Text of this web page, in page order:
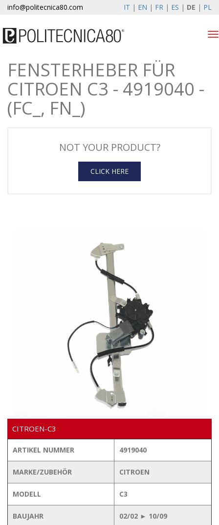
info@politecnica80.com IT | EN | FR | ES | DE | PL
domenica 9 agosto 2026
Produkten
News & Events
Kontakte
FENSTERHEBER FÜR
CITROEN C3 - 4919040 -
(FC_, FN_)
NOT YOUR PRODUCT?
CLICK HERE
CITROEN-C3
ARTIKEL NUMMER 4919040
MARKE/ZUBEHÖR CITROEN
MODELL C3
BAUJAHR 02/02 ► 10/09